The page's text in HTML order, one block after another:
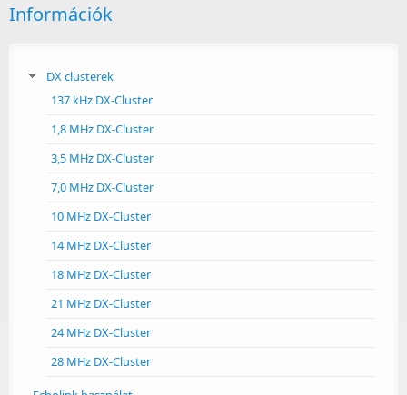
Információk
DX clusterek
137 kHz DX-Cluster
1,8 MHz DX-Cluster
3,5 MHz DX-Cluster
7,0 MHz DX-Cluster
10 MHz DX-Cluster
14 MHz DX-Cluster
18 MHz DX-Cluster
21 MHz DX-Cluster
24 MHz DX-Cluster
28 MHz DX-Cluster